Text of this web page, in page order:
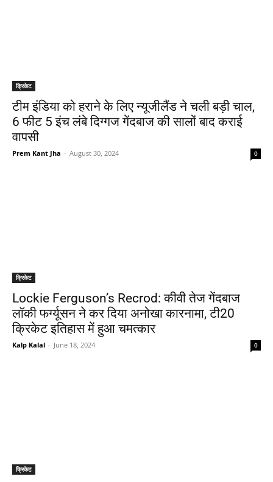
क्रिकेट
टीम इंडिया को हराने के लिए न्यूजीलैंड ने चली बड़ी चाल,
6 फीट 5 इंच लंबे दिग्गज गेंदबाज की सालों बाद कराई
वापसी
Prem Kant Jha - August 30, 2024 0
क्रिकेट
Lockie Ferguson’s Recrod: कीवी तेज गेंदबाज
लॉकी फर्ग्यूसन ने कर दिया अनोखा कारनामा, टी20
क्रिकेट इतिहास में हुआ चमत्कार
Kalp Kalal - June 18, 2024 0
क्रिकेट